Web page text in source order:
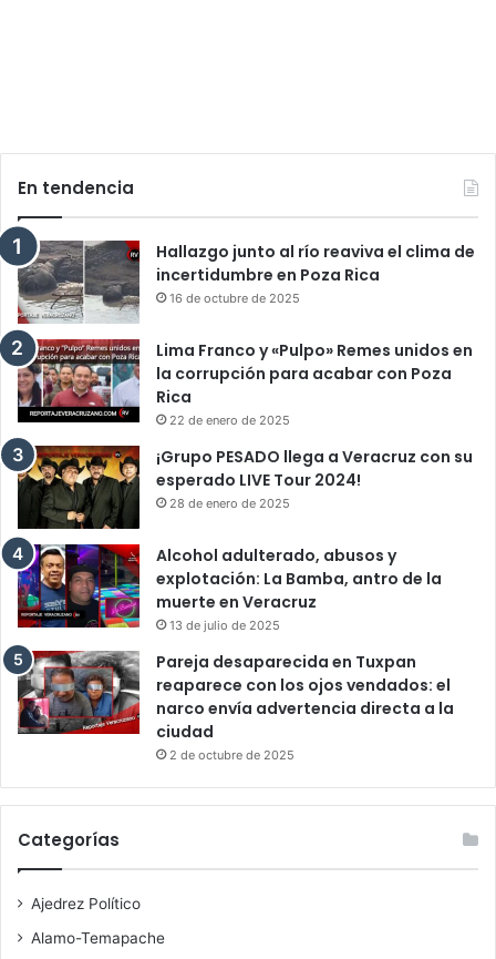
En tendencia
Hallazgo junto al río reaviva el clima de
incertidumbre en Poza Rica
16 de octubre de 2025
Lima Franco y «Pulpo» Remes unidos en
la corrupción para acabar con Poza
Rica
22 de enero de 2025
¡Grupo PESADO llega a Veracruz con su
esperado LIVE Tour 2024!
28 de enero de 2025
Alcohol adulterado, abusos y
explotación: La Bamba, antro de la
muerte en Veracruz
13 de julio de 2025
Pareja desaparecida en Tuxpan
reaparece con los ojos vendados: el
narco envía advertencia directa a la
ciudad
2 de octubre de 2025
Categorías
Ajedrez Político
Alamo-Temapache